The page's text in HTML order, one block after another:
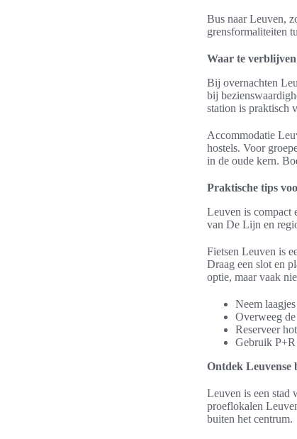
Bus naar Leuven,
grensformaliteiten
Waar te
Bij overnachten
bij
station is praktisch
Accommodatie
hostels. Voor
in de oude kern.
Praktische tips
Leuven is compact
van De Lijn en
Fietsen Leuven is
Draag een slot en
optie, maar vaak
Neem
Overweeg
Reserveer
Gebruik P+R
Ontdek Leuvense
Leuven is een stad
proeflokalen
buiten het centrum.